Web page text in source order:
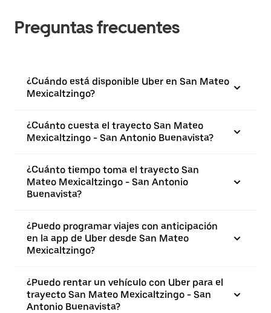
Preguntas frecuentes
¿Cuándo está disponible Uber en San Mateo
Mexicaltzingo?
¿Cuánto cuesta el trayecto San Mateo
Mexicaltzingo - San Antonio Buenavista?
¿Cuánto tiempo toma el trayecto San
Mateo Mexicaltzingo - San Antonio
Buenavista?
¿Puedo programar viajes con anticipación
en la app de Uber desde San Mateo
Mexicaltzingo?
¿Puedo rentar un vehículo con Uber para el
trayecto San Mateo Mexicaltzingo - San
Antonio Buenavista?